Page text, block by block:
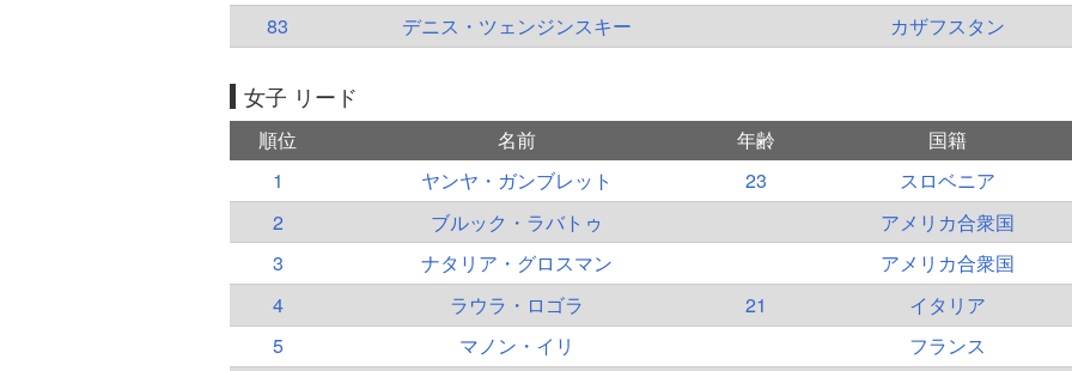
83
デニス・ツェンジンスキー カザフスタン
女子 リード
順位 名前 年齢 国籍
1
ヤンヤ・ガンブレット 23 スロベニア
2
ブルック・ラバトゥ
アメリカ合衆国
3
ナタリア・グロスマン
アメリカ合衆国
4
ラウラ・ロゴラ 21
イタリア
5
マノン・イリ フランス